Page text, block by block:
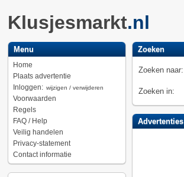
Klusjesmarkt.nl
Menu
Home
Plaats advertentie
Inloggen: wijzigen / verwijderen
Voorwaarden
Regels
FAQ / Help
Veilig handelen
Privacy-statement
Contact informatie
Zoeken
Zoeken naar:
Zoeken in:
Advertenties